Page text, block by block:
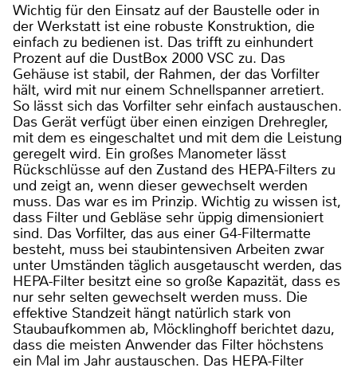
Wichtig für den Einsatz auf der Baustelle oder in
der Werkstatt ist eine robuste Konstruktion, die
einfach zu bedienen ist. Das trifft zu einhundert
Prozent auf die DustBox 2000 VSC zu. Das
Gehäuse ist stabil, der Rahmen, der das Vorfilter
hält, wird mit nur einem Schnellspanner arretiert.
So lässt sich das Vorfilter sehr einfach austauschen.
Das Gerät verfügt über einen einzigen Drehregler,
mit dem es eingeschaltet und mit dem die Leistung
geregelt wird. Ein großes Manometer lässt
Rückschlüsse auf den Zustand des HEPA-Filters zu
und zeigt an, wenn dieser gewechselt werden
muss. Das war es im Prinzip. Wichtig zu wissen ist,
dass Filter und Gebläse sehr üppig dimensioniert
sind. Das Vorfilter, das aus einer G4-Filtermatte
besteht, muss bei staubintensiven Arbeiten zwar
unter Umständen täglich ausgetauscht werden, das
HEPA-Filter besitzt eine so große Kapazität, dass es
nur sehr selten gewechselt werden muss. Die
effektive Standzeit hängt natürlich stark von
Staubaufkommen ab, Möcklinghoff berichtet dazu,
dass die meisten Anwender das Filter höchstens
ein Mal im Jahr austauschen. Das HEPA-Filter